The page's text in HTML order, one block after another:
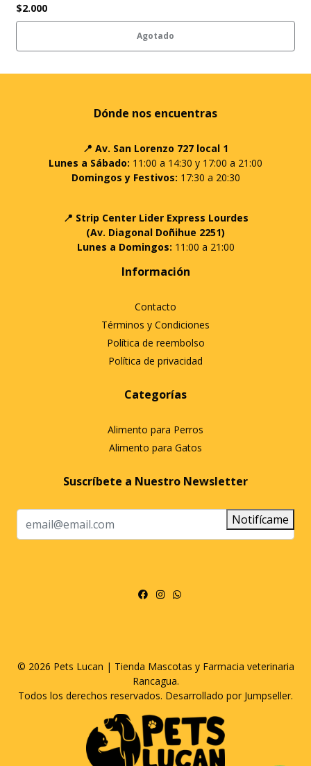
$2.000
Agotado
Dónde nos encuentras
📍 Av. San Lorenzo 727 local 1
Lunes a Sábado: 11:00 a 14:30 y 17:00 a 21:00
Domingos y Festivos: 17:30 a 20:30
📍 Strip Center Lider Express Lourdes
(Av. Diagonal Doñihue 2251)
Lunes a Domingos: 11:00 a 21:00
Información
Contacto
Términos y Condiciones
Política de reembolso
Política de privacidad
Categorías
Alimento para Perros
Alimento para Gatos
Suscríbete a Nuestro Newsletter
Notifícame
© 2026 Pets Lucan | Tienda Mascotas y Farmacia veterinaria
Rancagua.
Todos los derechos reservados. Desarrollado por Jumpseller.